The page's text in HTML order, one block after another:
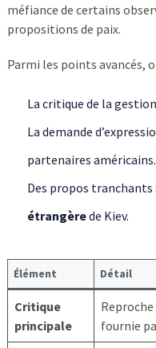
méfiance de certains
propositions de paix.
Parmi les points avancés,
La critique de la
La demande
partenaires américains.
Des propos
étrangèrede Kiev.
Élément Détail
Critique
principale
fournie